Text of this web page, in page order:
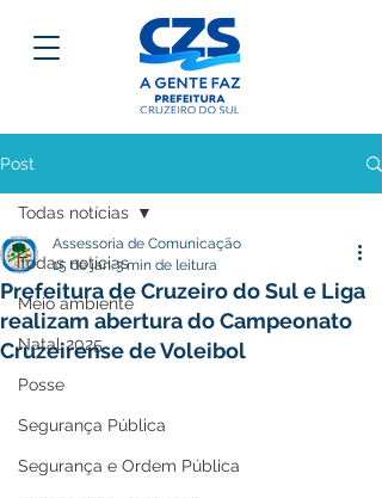
Post
Todas notícias
Meio ambiente
Natal 2025
Posse
Segurança Pública
Segurança e Ordem Pública
Todas notícias
Prefeitura de Cruzeiro do Sul e Liga
realizam abertura do Campeonato
Cruzeirense de Voleibol
Assessoria de Comunicação
15 de jan.3 min de leitura